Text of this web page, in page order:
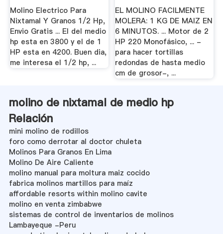
Molino Electrico Para
Nixtamal Y Granos 1/2 Hp,
Envio Gratis ... El del medio
hp esta en 3800 y el de 1
HP esta en 4200. Buen dia,
me interesa el 1/2 hp, ...
EL MOLINO FACILMENTE
MOLERA: 1 KG DE MAIZ EN
6 MINUTOS. ... Motor de 2
HP 220 Monofásico, ... -
para hacer tortillas
redondas de hasta medio
cm de grosor-, ...
molino de nixtamal de medio hp
Relación
mini molino de rodillos
foro como derrotar al doctor chuleta
Molinos Para Granos En Lima
Molino De Aire Caliente
molino manual para moltura maiz cocido
fabrica molinos martillos para maíz
affordable resorts within molino cavite
molino en venta zimbabwe
sistemas de control de inventarios de molinos
Lambayeque -Peru